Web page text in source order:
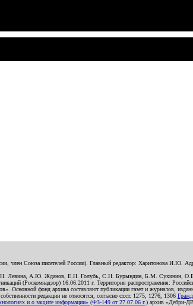
член Союза писателей России). Главный редактор: Харитонова И.Ю.
Левина, А.Ю. Жданов, Е.Н. Голубь, С.Н. Бурындин, Б.М. Сухинин,
(Роскомнадзор) 16.06.2011 г. Территория распространения:
Основной фонд архива составляют публикации газет и журналов,
редакции не относятся, согласно ст.ст. 1275, 1276, 1306
и о защите информации» (ФЗ-149 от 27.07.06 г.) архив «Дебри-